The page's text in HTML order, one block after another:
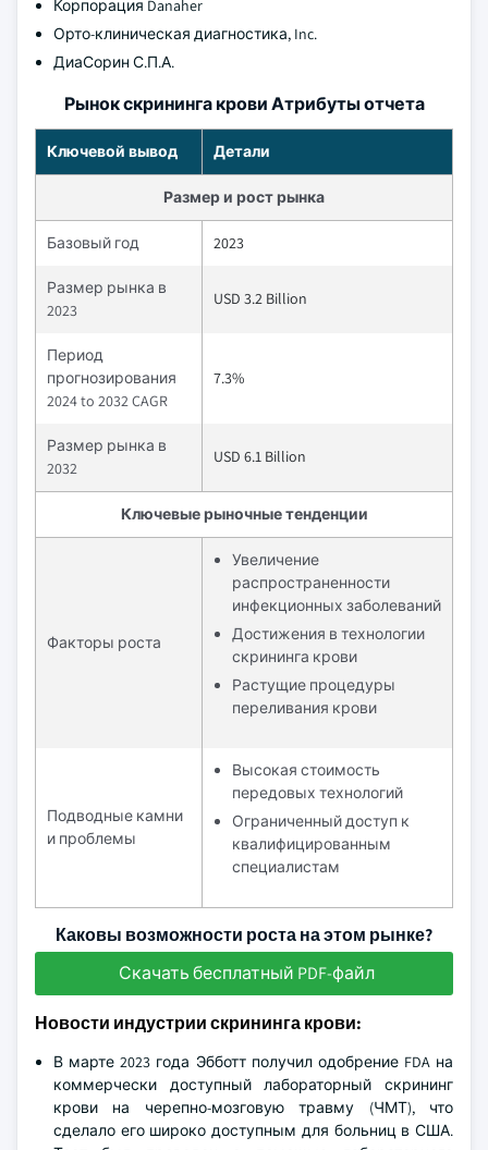
Корпорация Danaher
Орто-клиническая диагностика, Inc.
ДиаСорин С.П.А.
Рынок скрининга крови Атрибуты отчета
Ключевой вывод Детали
Размер и рост рынка
Базовый год 2023
Размер рынка в
2023
USD 3.2 Billion
Период
прогнозирования
2024 to 2032 CAGR
7.3%
Размер рынка в
2032
USD 6.1 Billion
Ключевые рыночные тенденции
Факторы роста
Увеличение
распространенности
инфекционных заболеваний
Достижения в технологии
скрининга крови
Растущие процедуры
переливания крови
Подводные камни
и проблемы
Высокая стоимость
передовых технологий
Ограниченный доступ к
квалифицированным
специалистам
Каковы возможности роста на этом рынке?
Скачать бесплатный PDF-файл
Новости индустрии скрининга крови:
В марте 2023 года Эбботт получил одобрение FDA на
коммерчески доступный лабораторный скрининг
крови на черепно-мозговую травму (ЧМТ), что
сделало его широко доступным для больниц в США.